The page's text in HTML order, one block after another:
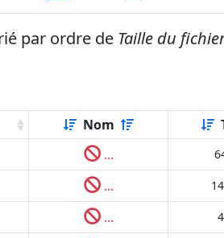
par ordre de Taille du
Nom
...
...
...